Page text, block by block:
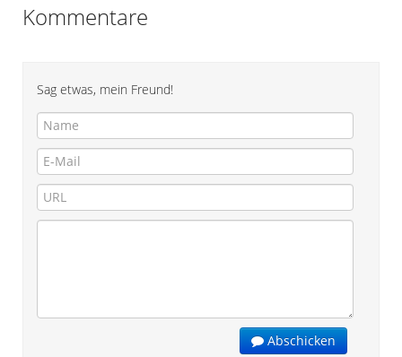
Kommentare
Sag etwas, mein Freund!
Abschicken